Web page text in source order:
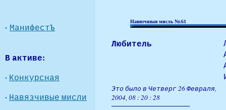
· МанифестЪ
В активе:
· Конкурсная
· Навязчивые мисли
Навязчивая мисль Nr.61
Любитель
Это было в Четверг 26 Февраля,
2004, 08 : 20 : 28